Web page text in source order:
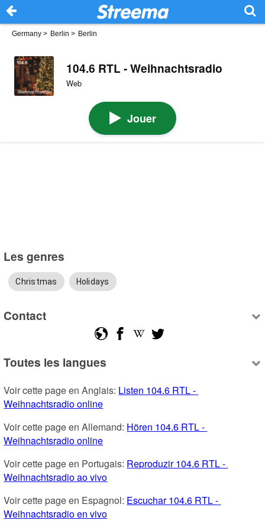
Germany > Berlin > Berlin
104.6 RTL - Weihnachtsradio
Web
Jouer
Les genres
Christmas Holidays
Contact
Toutes les langues
Voir cette page en Anglais: Listen 104.6 RTL -
Weihnachtsradio online
Voir cette page en Allemand: Hören 104.6 RTL -
Weihnachtsradio online
Voir cette page en Portugais: Reproduzir 104.6 RTL -
Weihnachtsradio ao vivo
Voir cette page en Espagnol: Escuchar 104.6 RTL -
Weihnachtsradio en vivo